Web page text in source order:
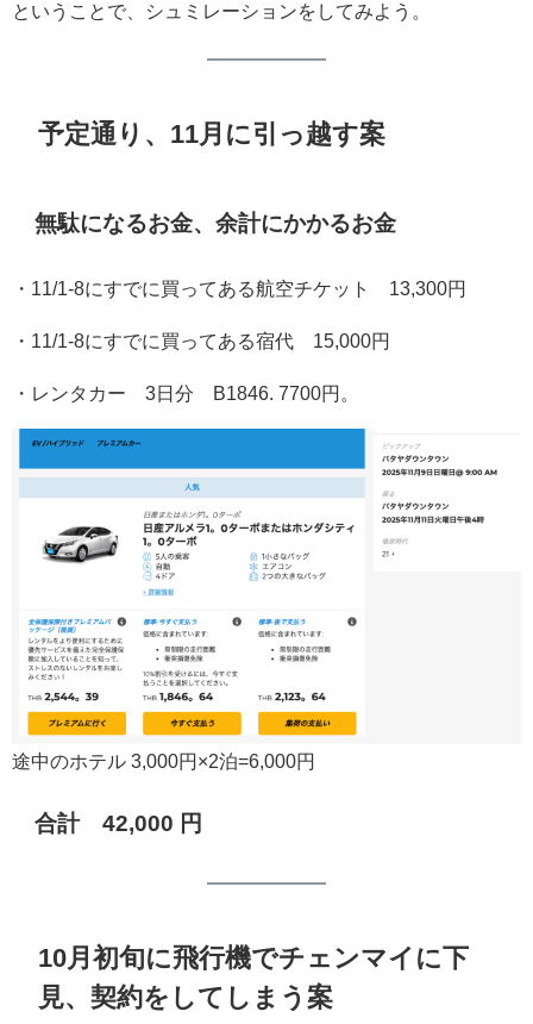
ということで、シュミレーションをしてみよう。
予定通り、11月に引っ越す案
無駄になるお金、余計にかかるお金
・11/1-8にすでに買ってある航空チケット 13,300円
・11/1-8にすでに買ってある宿代 15,000円
・レンタカー 3日分 B1846. 7700円。
途中のホテル 3,000円×2泊=6,000円
合計 42,000 円
10月初旬に飛行機でチェンマイに下
見、契約をしてしまう案